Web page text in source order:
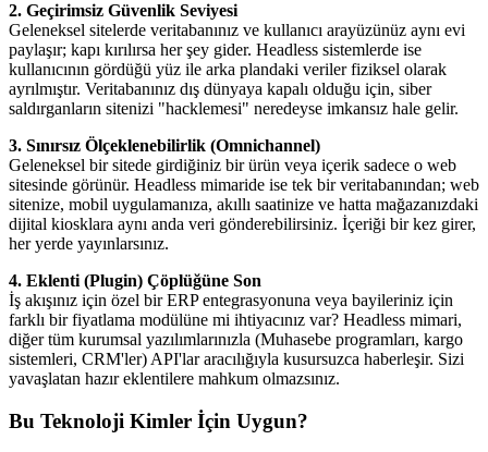
2. Geçirimsiz Güvenlik Seviyesi
Geleneksel sitelerde veritabanınız ve kullanıcı arayüzünüz aynı evi
paylaşır; kapı kırılırsa her şey gider. Headless sistemlerde ise
kullanıcının gördüğü yüz ile arka plandaki veriler fiziksel olarak
ayrılmıştır. Veritabanınız dış dünyaya kapalı olduğu için, siber
saldırganların sitenizi "hacklemesi" neredeyse imkansız hale gelir.
3. Sınırsız Ölçeklenebilirlik (Omnichannel)
Geleneksel bir sitede girdiğiniz bir ürün veya içerik sadece o web
sitesinde görünür. Headless mimaride ise tek bir veritabanından; web
sitenize, mobil uygulamanıza, akıllı saatinize ve hatta mağazanızdaki
dijital kiosklara aynı anda veri gönderebilirsiniz. İçeriği bir kez girer,
her yerde yayınlarsınız.
4. Eklenti (Plugin) Çöplüğüne Son
İş akışınız için özel bir ERP entegrasyonuna veya bayileriniz için
farklı bir fiyatlama modülüne mi ihtiyacınız var? Headless mimari,
diğer tüm kurumsal yazılımlarınızla (Muhasebe programları, kargo
sistemleri, CRM'ler) API'lar aracılığıyla kusursuzca haberleşir. Sizi
yavaşlatan hazır eklentilere mahkum olmazsınız.
Bu Teknoloji Kimler İçin Uygun?